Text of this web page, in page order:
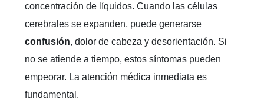
concentración de líquidos. Cuando las células
cerebrales se expanden, puede generarse
confusión, dolor de cabeza y desorientación. Si
no se atiende a tiempo, estos síntomas pueden
empeorar. La atención médica inmediata es
fundamental.